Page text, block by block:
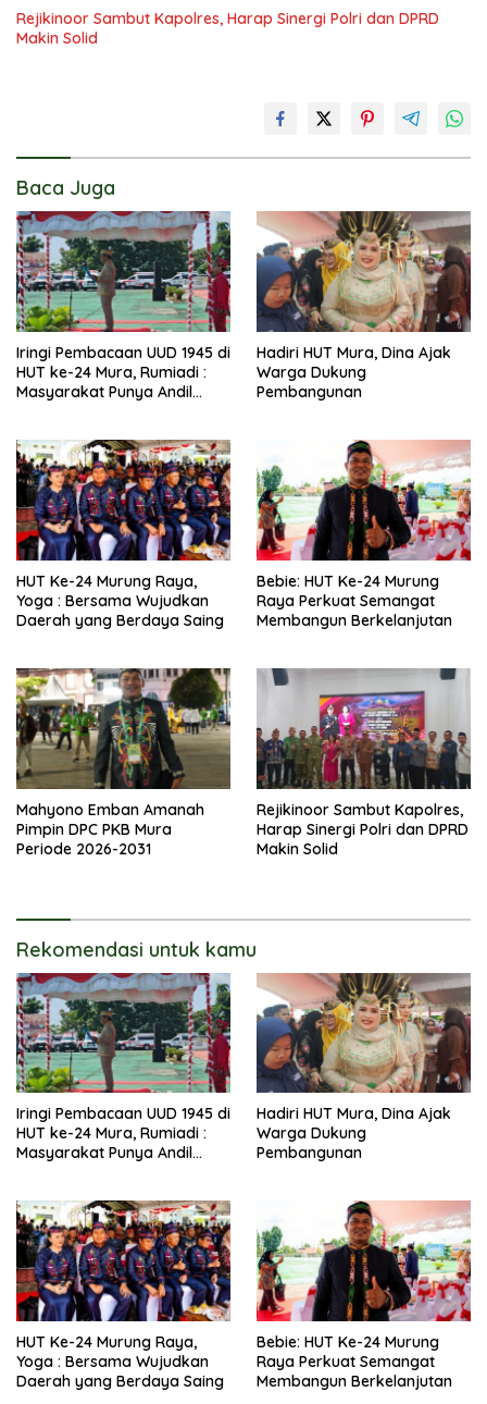
Rejikinoor Sambut Kapolres, Harap Sinergi Polri dan DPRD
Makin Solid
Baca Juga
Iringi Pembacaan UUD 1945 di
HUT ke-24 Mura, Rumiadi :
Masyarakat Punya Andil
Hadiri HUT Mura, Dina Ajak
Warga Dukung
Pembangunan
HUT Ke-24 Murung Raya,
Yoga : Bersama Wujudkan
Daerah yang Berdaya Saing
Bebie: HUT Ke-24 Murung
Raya Perkuat Semangat
Membangun Berkelanjutan
Mahyono Emban Amanah
Pimpin DPC PKB Mura
Periode 2026-2031
Rejikinoor Sambut Kapolres,
Harap Sinergi Polri dan DPRD
Makin Solid
Rekomendasi untuk kamu
Iringi Pembacaan UUD 1945 di
HUT ke-24 Mura, Rumiadi :
Masyarakat Punya Andil
Hadiri HUT Mura, Dina Ajak
Warga Dukung
Pembangunan
HUT Ke-24 Murung Raya,
Yoga : Bersama Wujudkan
Daerah yang Berdaya Saing
Bebie: HUT Ke-24 Murung
Raya Perkuat Semangat
Membangun Berkelanjutan